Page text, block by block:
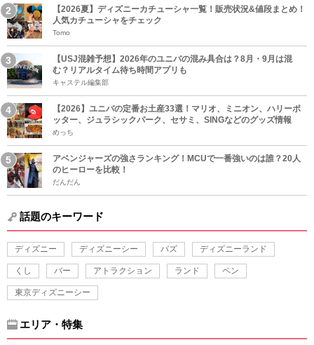
【2026夏】ディズニーカチューシャ一覧！販売状況&値段まとめ！
人気カチューシャをチェック
Tomo
【USJ混雑予想】2026年のユニバの混み具合は？8月・9月は混
む？リアルタイム待ち時間アプリも
キャステル編集部
【2026】ユニバの定番お土産33選！マリオ、ミニオン、ハリーポ
ッター、ジュラシックパーク、セサミ、SINGなどのグッズ情報
めっち
アベンジャーズの強さランキング！MCUで一番強いのは誰？20人
のヒーローを比較！
だんだん
話題のキーワード
ディズニー ディズニーシー バズ ディズニーランド
くし バー アトラクション ランド ペン
東京ディズニーシー
エリア・特集